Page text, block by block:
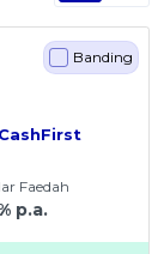
Banding
Faedah
p.a.